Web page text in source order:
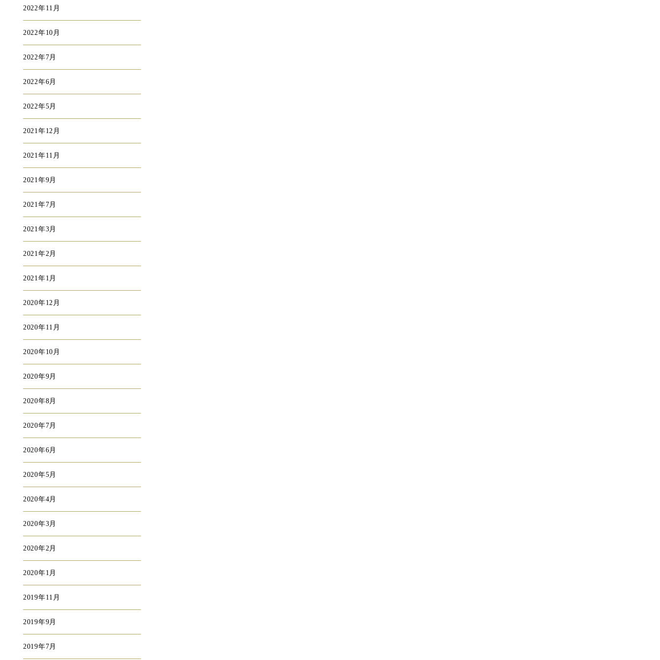
2022年11月
2022年10月
2022年7月
2022年6月
2022年5月
2021年12月
2021年11月
2021年9月
2021年7月
2021年3月
2021年2月
2021年1月
2020年12月
2020年11月
2020年10月
2020年9月
2020年8月
2020年7月
2020年6月
2020年5月
2020年4月
2020年3月
2020年2月
2020年1月
2019年11月
2019年9月
2019年7月